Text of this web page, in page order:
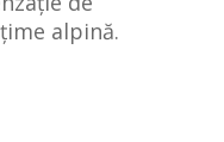
alpină.